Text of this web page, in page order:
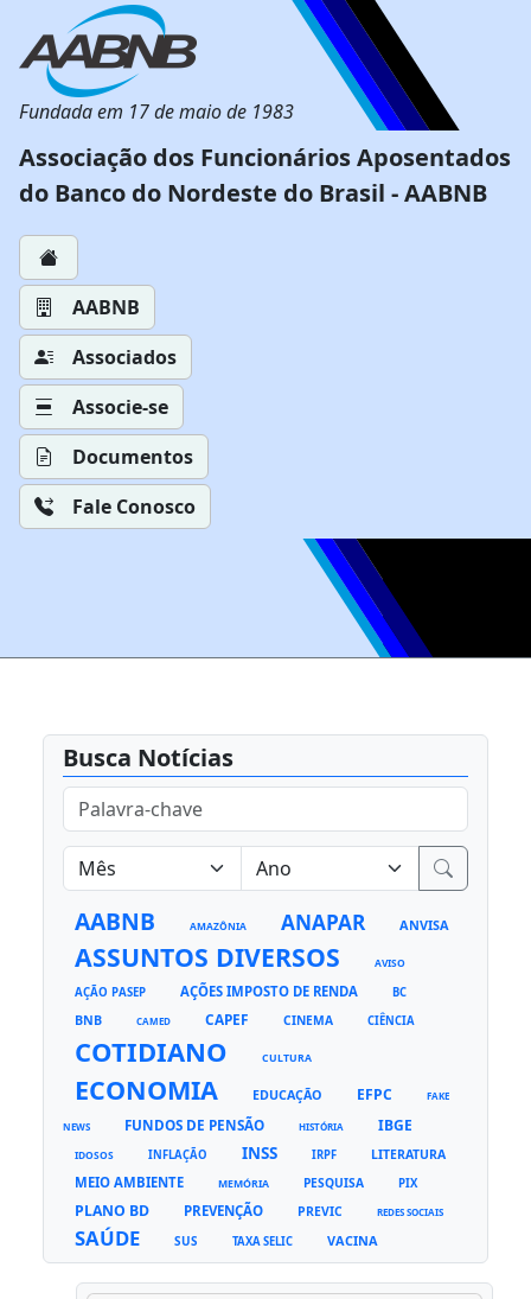
Fundada em 17 de maio de 1983
Associação dos Funcionários Aposentados
do Banco do Nordeste do Brasil - AABNB
AABNB
Associados
Associe-se
Documentos
Fale Conosco
Busca Notícias
AABNB AMAZÔNIA ANAPAR ANVISA
ASSUNTOS DIVERSOS AVISO
AÇÃO PASEP AÇÕES IMPOSTO DE RENDA BC
BNB CAMED CAPEF CINEMA CIÊNCIA
COTIDIANO CULTURA
ECONOMIA EDUCAÇÃO EFPC FAKE
NEWS FUNDOS DE PENSÃO HISTÓRIA IBGE
IDOSOS INFLAÇÃO INSS IRPF LITERATURA
MEIO AMBIENTE MEMÓRIA PESQUISA PIX
PLANO BD PREVENÇÃO PREVIC REDES SOCIAIS
SAÚDE SUS TAXA SELIC VACINA